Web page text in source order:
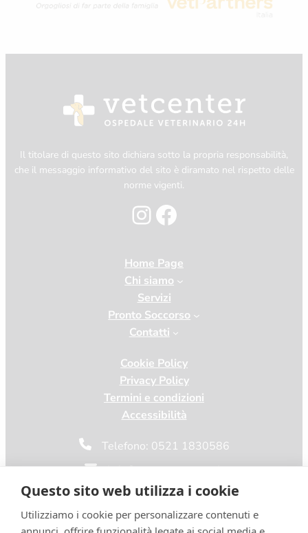
Questo sito web utilizza i cookie
Utilizziamo i cookie per personalizzare contenuti e
Il titolare di questo sito dichiara sotto la propria responsabilità,
che il messaggio informativo del sito è diramato nel rispetto delle
norme vigenti.
Instagram
Facebook
Home Page
Chi siamo
Servizi
Pronto Soccorso
Contatti
Cookie Policy
Privacy Policy
Termini e condizioni
Accessibilità
Telefono: 0521 1830586
info@vetcenterparma.it
VetPartners Italia S.r.l. a socio unico | Dir. San. Dott.ssa Annalisa Veronese Iscr.